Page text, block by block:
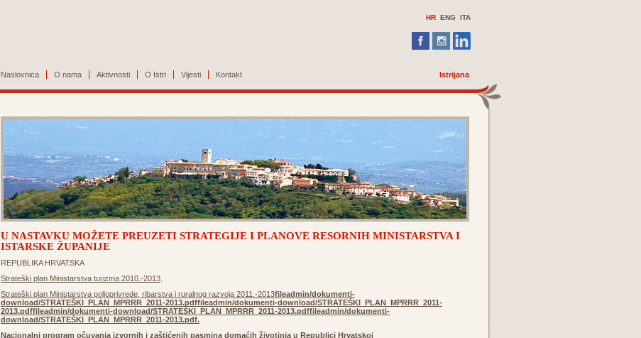
HR ENG ITA
Naslovnica O nama Aktivnosti O Istri Vijesti Kontakt Istrijana
U NASTAVKU MOŽETE PREUZETI STRATEGIJE I PLANOVE RESORNIH MINISTARSTVA I
ISTARSKE ŽUPANIJE
REPUBLIKA HRVATSKA
Strateški plan Ministarstva turizma 2010.-2013
Strateški plan Ministarstva poljoprivrede, ribarstva i ruralnog razvoja 2011.-2013fileadmin/dokumenti-
download/STRATEŠKI_PLAN_MPRRR_2011-2013.pdffileadmin/dokumenti-download/STRATEŠKI_PLAN_MPRRR_2011-
2013.pdffileadmin/dokumenti-download/STRATEŠKI_PLAN_MPRRR_2011-2013.pdffileadmin/dokumenti-
download/STRATEŠKI_PLAN_MPRRR_2011-2013.pdf.
Nacionalni program očuvanja izvornih i zaštićenih pasmina domaćih životinja u Republici Hrvatskoj